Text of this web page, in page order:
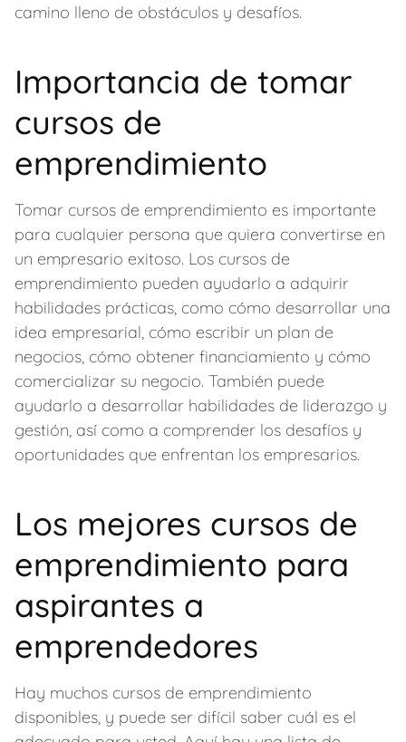
camino lleno de obstáculos y desafíos.
Importancia de tomar
cursos de
emprendimiento
Tomar cursos de emprendimiento es importante
para cualquier persona que quiera convertirse en
un empresario exitoso. Los cursos de
emprendimiento pueden ayudarlo a adquirir
habilidades prácticas, como cómo desarrollar una
idea empresarial, cómo escribir un plan de
negocios, cómo obtener financiamiento y cómo
comercializar su negocio. También puede
ayudarlo a desarrollar habilidades de liderazgo y
gestión, así como a comprender los desafíos y
oportunidades que enfrentan los empresarios.
Los mejores cursos de
emprendimiento para
aspirantes a
emprendedores
Hay muchos cursos de emprendimiento
disponibles, y puede ser difícil saber cuál es el